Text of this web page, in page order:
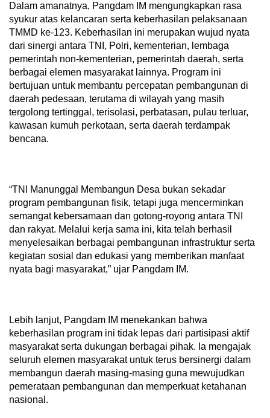
Dalam amanatnya, Pangdam IM mengungkapkan rasa
syukur atas kelancaran serta keberhasilan pelaksanaan
TMMD ke-123. Keberhasilan ini merupakan wujud nyata
dari sinergi antara TNI, Polri, kementerian, lembaga
pemerintah non-kementerian, pemerintah daerah, serta
berbagai elemen masyarakat lainnya. Program ini
bertujuan untuk membantu percepatan pembangunan di
daerah pedesaan, terutama di wilayah yang masih
tergolong tertinggal, terisolasi, perbatasan, pulau terluar,
kawasan kumuh perkotaan, serta daerah terdampak
bencana.
“TNI Manunggal Membangun Desa bukan sekadar
program pembangunan fisik, tetapi juga mencerminkan
semangat kebersamaan dan gotong-royong antara TNI
dan rakyat. Melalui kerja sama ini, kita telah berhasil
menyelesaikan berbagai pembangunan infrastruktur serta
kegiatan sosial dan edukasi yang memberikan manfaat
nyata bagi masyarakat,” ujar Pangdam IM.
Lebih lanjut, Pangdam IM menekankan bahwa
keberhasilan program ini tidak lepas dari partisipasi aktif
masyarakat serta dukungan berbagai pihak. Ia mengajak
seluruh elemen masyarakat untuk terus bersinergi dalam
membangun daerah masing-masing guna mewujudkan
pemerataan pembangunan dan memperkuat ketahanan
nasional.